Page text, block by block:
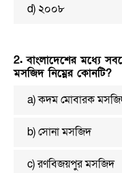
d) ২০০৮
2. বাংলাদেশের মধ্যে
মসজিদ নিম্নের কোনটি?
a) কদম মোবারক
b) সোনা মসজিদ
c) রণবিজয়পুর মসজিদ